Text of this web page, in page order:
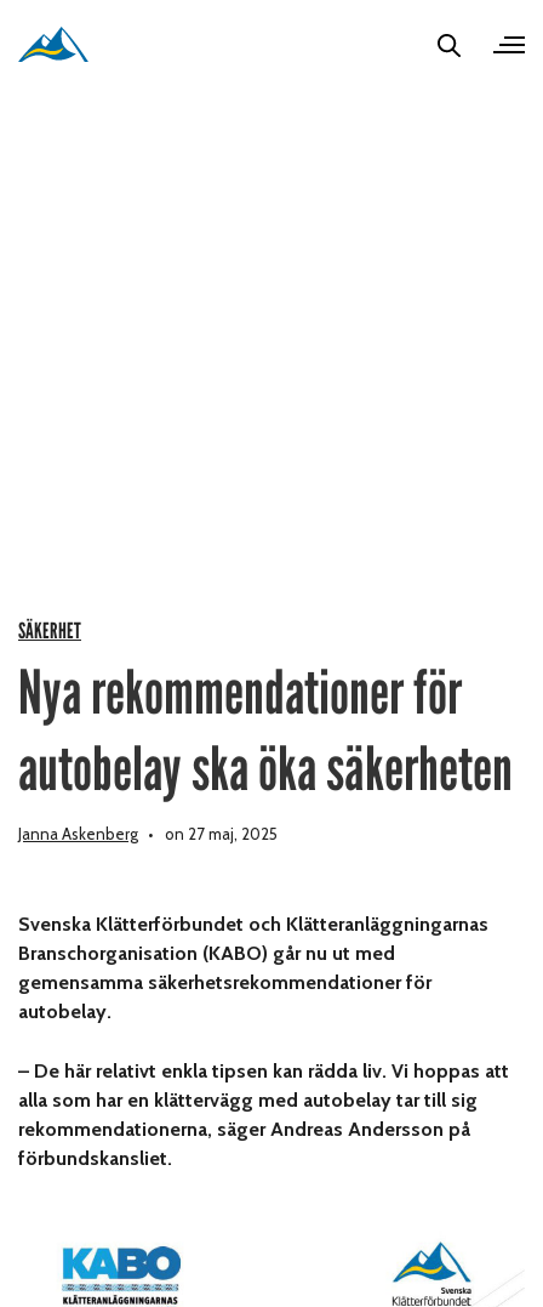
SÄKERHET
Nya rekommendationer för
autobelay ska öka säkerheten
Janna Askenberg on 27 maj, 2025
Svenska Klätterförbundet och Klätteranläggningarnas
Branschorganisation (KABO) går nu ut med
gemensamma säkerhetsrekommendationer för
autobelay.
– De här relativt enkla tipsen kan rädda liv. Vi hoppas att
alla som har en klättervägg med autobelay tar till sig
rekommendationerna, säger Andreas Andersson på
förbundskansliet.